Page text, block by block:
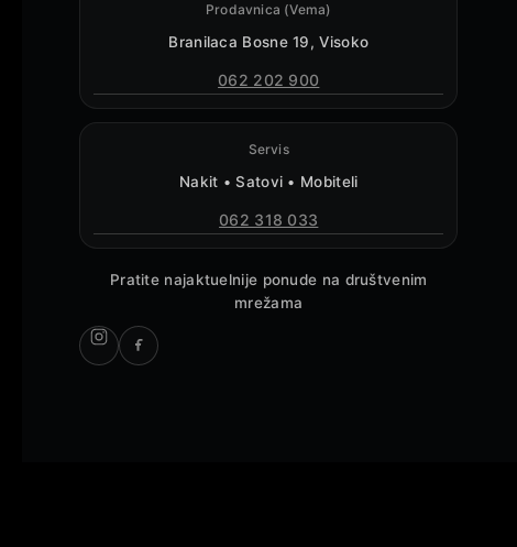
Prodavnica (Vema)
Branilaca Bosne 19, Visoko
062 202 900
Servis
Nakit • Satovi • Mobiteli
062 318 033
Pratite najaktuelnije ponude na društvenim
mrežama